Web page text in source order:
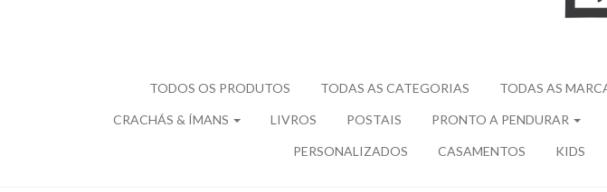
TODOS OS PRODUTOS TODAS AS CATEGORIAS TODAS AS
CRACHÁS & ÍMANS LIVROS POSTAIS PRONTO A PENDURAR
PERSONALIZADOS CASAMENTOS KIDS